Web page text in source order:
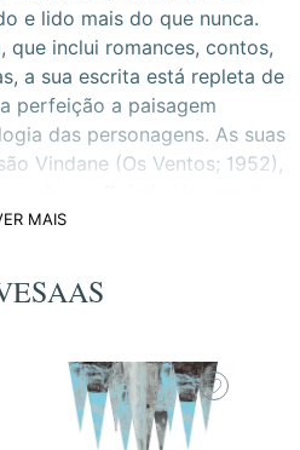
e lido mais do que nunca.
que inclui romances, contos,
a sua escrita está repleta de
perfeição a paisagem
das personagens. As suas
Vindane (Os Ventos; 1952),
(Os Pássaros; 1957) e O
MAIS